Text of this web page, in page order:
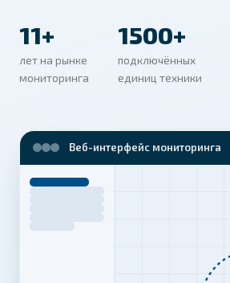
11+
лет на рынке
мониторинга
1500+
подключённых
единиц техники
Веб-интерфейс мониторинга